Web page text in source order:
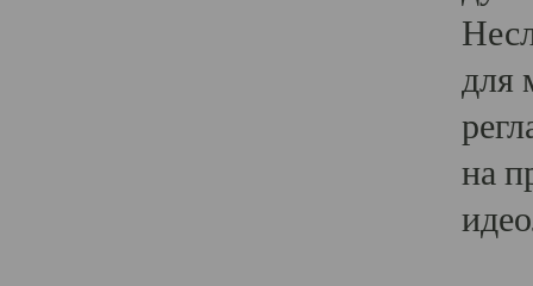
для
на